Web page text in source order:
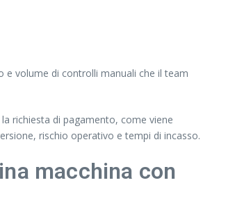
e volume di controlli manuali che il team
richiesta di pagamento, come viene
rischio operativo e tempi di incasso.
macchina con